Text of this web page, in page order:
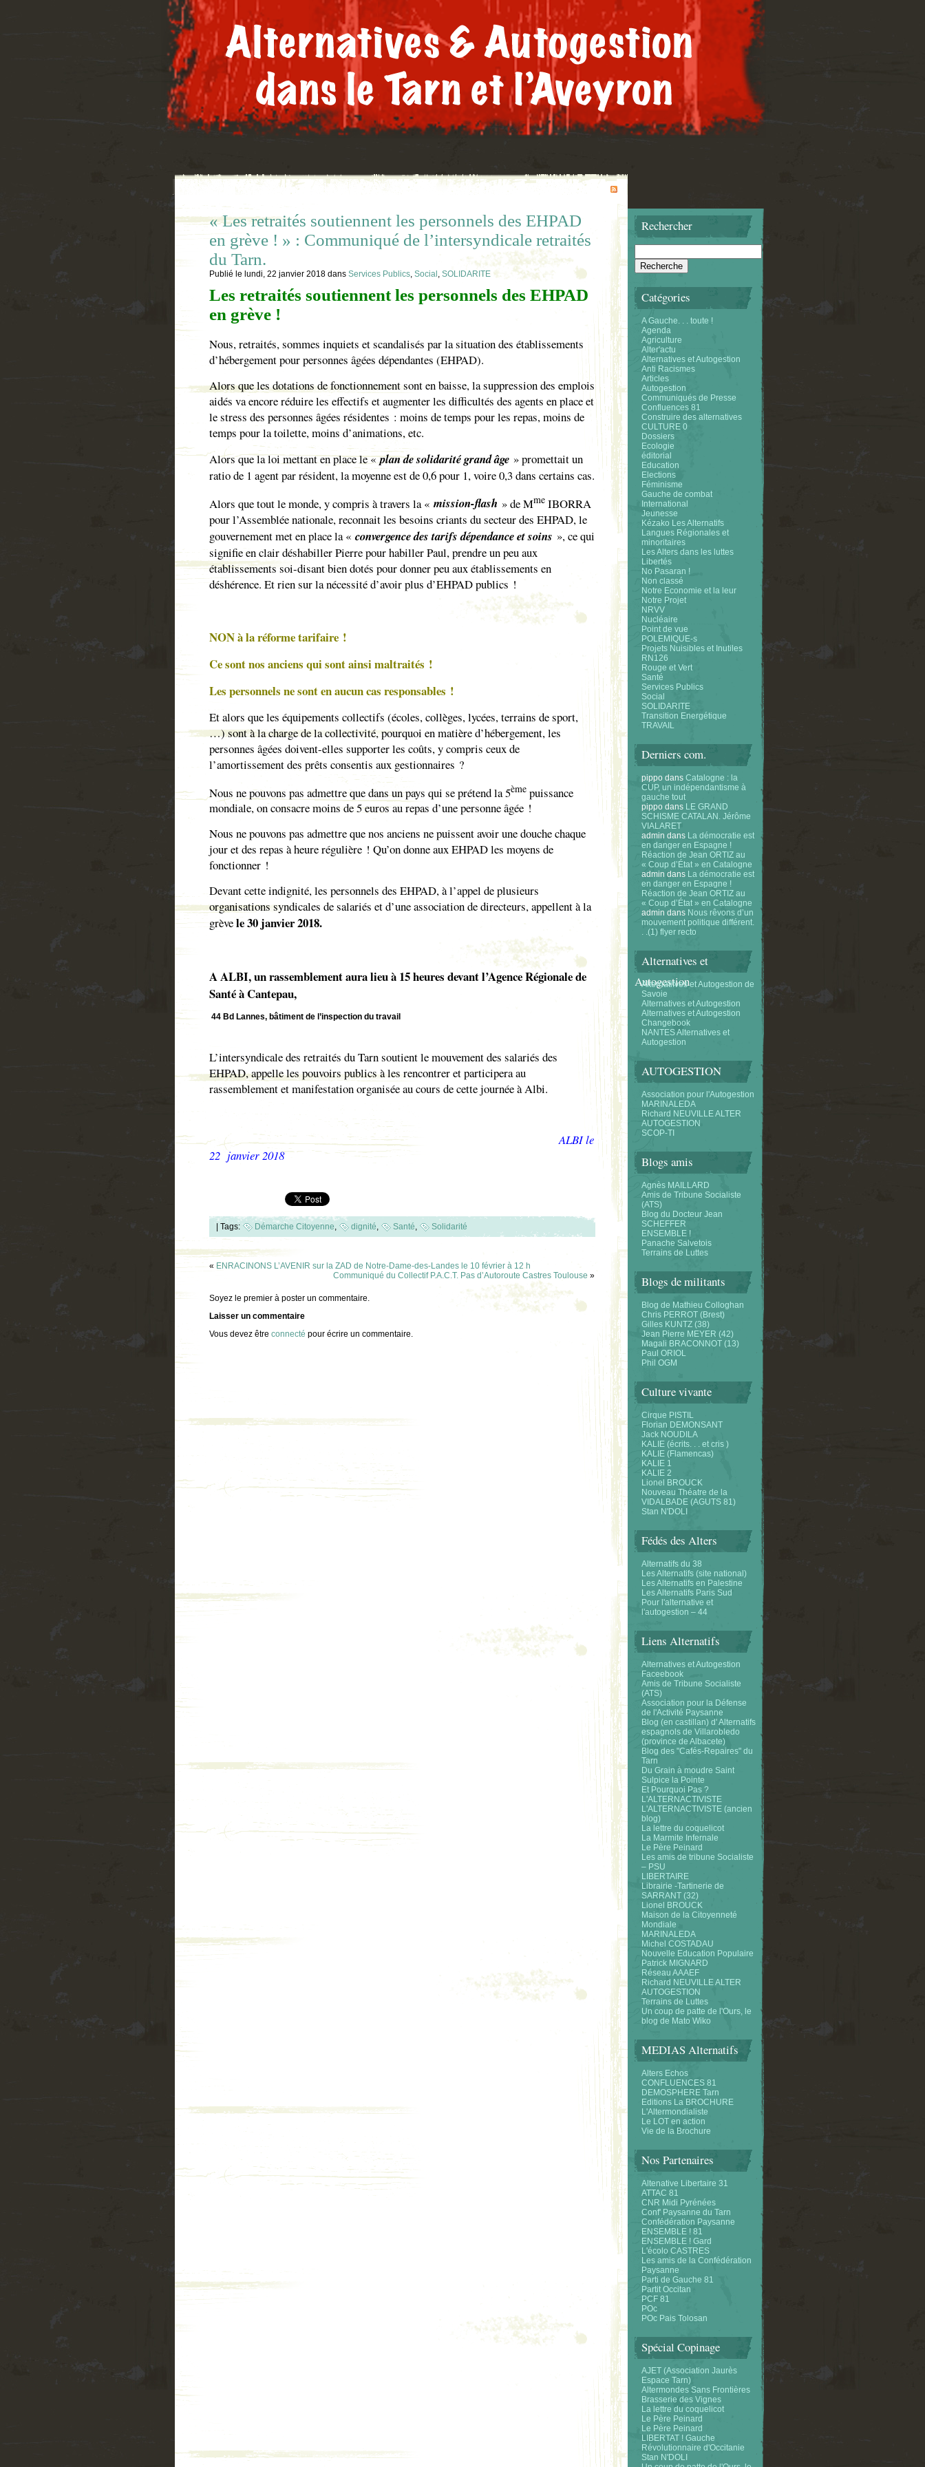
« Les retraités soutiennent les personnels des EHPAD
en grève ! » : Communiqué de l’intersyndicale retraités
du Tarn.
Publié le lundi, 22 janvier 2018 dans Services Publics, Social , SOLIDARITE
Les retraités soutiennent les personnels des EHPAD
en grève !
Nous, retraités, sommes inquiets et scandalisés par la situation des établissements
d’hébergement pour personnes âgées dépendantes (EHPAD).
Alors que les dotations de fonctionnement sont en baisse, la suppression des emplois
aidés va encore réduire les effectifs et augmenter les difficultés des agents en place et
le stress des personnes âgées résidentes : moins de temps pour les repas, moins de
temps pour la toilette, moins d’animations, etc.
Alors que la loi mettant en place le «plan de solidarité grand âge » promettait un
ratio de 1 agent par résident, la moyenne est de 0,6 pour 1, voire 0,3 dans certains cas.
Alors que tout le monde, y compris à travers la «mission-flash » de Mme IBORRA
pour l’Assemblée nationale, reconnait les besoins criants du secteur des EHPAD, le
gouvernement met en place la « convergence des tarifs dépendance et soins », ce qui
signifie en clair déshabiller Pierre pour habiller Paul, prendre un peu aux
établissements soi-disant bien dotés pour donner peu aux établissements en
déshérence. Et rien sur la nécessité d’avoir plus d’EHPAD publics !
NON à la réforme tarifaire !
Ce sont nos anciens qui sont ainsi maltraités !
Les personnels ne sont en aucun cas responsables !
Et alors que les équipements collectifs (écoles, collèges, lycées, terrains de sport,
…) sont à la charge de la collectivité, pourquoi en matière d’hébergement, les
personnes âgées doivent-elles supporter les coûts, y compris ceux de
l’amortissement des prêts consentis aux gestionnaires ?
Nous ne pouvons pas admettre que dans un pays qui se prétend la 5ème puissance
mondiale, on consacre moins de 5 euros au repas d’une personne âgée !
Nous ne pouvons pas admettre que nos anciens ne puissent avoir une douche chaque
jour et des repas à heure régulière ! Qu’on donne aux EHPAD les moyens de
fonctionner !
Devant cette indignité, les personnels des EHPAD, à l’appel de plusieurs
organisations syndicales de salariés et d’une association de directeurs, appellent à la
grèvele 30 janvier 2018.
A ALBI, un rassemblement aura lieu à 15 heures devant l’Agence Régionale de
Santé à Cantepau,
44 Bd Lannes, bâtiment de l’inspection du travail
L’intersyndicale des retraités du Tarn soutient le mouvement des salariés des
EHPAD, appelle les pouvoirs publics à les rencontrer et participera au
rassemblement et manifestation organisée au cours de cette journée à Albi.
ALBI le
22 janvier 2018
| Tags: Démarche Citoyenne, dignité, Santé, Solidarité
« ENRACINONS L’AVENIR sur la ZAD de Notre-Dame-des-Landes le 10 février à 12 h
Communiqué du Collectif P.A.C.T. Pas d’Autoroute Castres Toulouse »
Soyez le premier à poster un commentaire.
Laisser un commentaire
Vous devez être connecté pour écrire un commentaire.
Rechercher
Catégories
A Gauche. . . toute !
Agenda
Agriculture
Alter'actu
Alternatives et Autogestion
Anti Racismes
Articles
Autogestion
Communiqués de Presse
Confluences 81
Construire des alternatives
CULTURE 0
Dossiers
Ecologie
éditorial
Education
Elections
Féminisme
Gauche de combat
International
Jeunesse
Kézako Les Alternatifs
Langues Régionales et
minoritaires
Les Alters dans les luttes
Libertés
No Pasaran !
Non classé
Notre Economie et la leur
Notre Projet
NRVV
Nucléaire
Point de vue
POLEMIQUE-s
Projets Nuisibles et Inutiles
RN126
Rouge et Vert
Santé
Services Publics
Social
SOLIDARITE
Transition Energétique
TRAVAIL
Derniers com.
pippo dans Catalogne : la
CUP, un indépendantisme à
gauche tout
pippo dans LE GRAND
SCHISME CATALAN. Jérôme
VIALARET
admin dans La démocratie est
en danger en Espagne !
Réaction de Jean ORTIZ au
« Coup d’État » en Catalogne
admin dans La démocratie est
en danger en Espagne !
Réaction de Jean ORTIZ au
« Coup d’État » en Catalogne
admin dans Nous rêvons d’un
mouvement politique différent.
. .(1) flyer recto
Alternatives et
Autogestion
Alternatifves et Autogestion de
Savoie
Alternatives et Autogestion
Alternatives et Autogestion
Changebook
NANTES Alternatives et
Autogestion
AUTOGESTION
Association pour l'Autogestion
MARINALEDA
Richard NEUVILLE ALTER
AUTOGESTION
SCOP-TI
Blogs amis
Agnès MAILLARD
Amis de Tribune Socialiste
(ATS)
Blog du Docteur Jean
SCHEFFER
ENSEMBLE !
Panache Salvetois
Terrains de Luttes
Blogs de militants
Blog de Mathieu Colloghan
Chris PERROT (Brest)
Gilles KUNTZ (38)
Jean Pierre MEYER (42)
Magali BRACONNOT (13)
Paul ORIOL
Phil OGM
Culture vivante
Cirque PISTIL
Florian DEMONSANT
Jack NOUDILA
KALIE (écrits. . . et cris )
KALIE (Flamencas)
KALIE 1
KALIE 2
Lionel BROUCK
Nouveau Théatre de la
VIDALBADE (AGUTS 81)
Stan N'DOLI
Fédés des Alters
Alternatifs du 38
Les Alternatifs (site national)
Les Alternatifs en Palestine
Les Alternatifs Paris Sud
Pour l'alternative et
l'autogestion – 44
Liens Alternatifs
Alternatives et Autogestion
Faceebook
Amis de Tribune Socialiste
(ATS)
Association pour la Défense
de l'Activité Paysanne
Blog (en castillan) d' Alternatifs
espagnols de Villarobledo
(province de Albacete)
Blog des "Cafés-Repaires" du
Tarn
Du Grain à moudre Saint
Sulpice la Pointe
Et Pourquoi Pas ?
L'ALTERNACTIVISTE
L'ALTERNACTIVISTE (ancien
blog)
La lettre du coquelicot
La Marmite Infernale
Le Père Peinard
Les amis de tribune Socialiste
– PSU
LIBERTAIRE
Librairie -Tartinerie de
SARRANT (32)
Lionel BROUCK
Maison de la Citoyenneté
Mondiale
MARINALEDA
Michel COSTADAU
Nouvelle Education Populaire
Patrick MIGNARD
Réseau AAAEF
Richard NEUVILLE ALTER
AUTOGESTION
Terrains de Luttes
Un coup de patte de l'Ours, le
blog de Mato Wiko
MEDIAS Alternatifs
Alters Echos
CONFLUENCES 81
DEMOSPHERE Tarn
Editions La BROCHURE
L'Altermondialiste
Le LOT en action
Vie de la Brochure
Nos Partenaires
Altenative Libertaire 31
ATTAC 81
CNR Midi Pyrénées
Conf' Paysanne du Tarn
Confédération Paysanne
ENSEMBLE ! 81
ENSEMBLE ! Gard
L'écolo CASTRES
Les amis de la Confédération
Paysanne
Parti de Gauche 81
Partit Occitan
PCF 81
POc
POc Pais Tolosan
Spécial Copinage
AJET (Association Jaurès
Espace Tarn)
Altermondes Sans Frontières
Brasserie des Vignes
La lettre du coquelicot
Le Père Peinard
Le Père Peinard
LIBERTAT ! Gauche
Révolutionnaire d'Occitanie
Stan N'DOLI